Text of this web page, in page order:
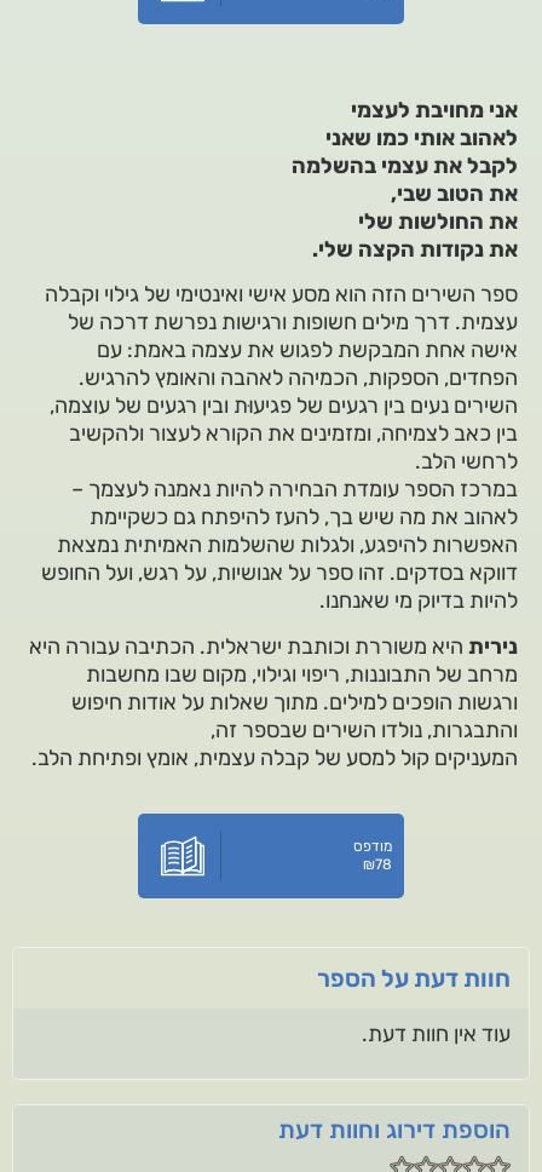
אני מחויבת לעצמי
לאהוב אותי כמו שאני
לקבל את עצמי בהשלמה
את הטוב שבי,
את החולשות שלי
את נקודות הקצה שלי.
ספר השירים הזה הוא מסע אישי ואינטימי של גילוי וקבלה
עצמית. דרך מילים חשופות ורגישות נפרשת דרכה של
אישה אחת המבקשת לפגוש את עצמה באמת: עם
הפחדים, הספקות, הכמיהה לאהבה והאומץ להרגיש.
השירים נעים בין רגעים של פגיעוּת ובין רגעים של עוצמה,
בין כאב לצמיחה, ומזמינים את הקורא לעצור ולהקשיב
לרחשי הלב.
במרכז הספר עומדת הבחירה להיות נאמנה לעצמך –
לאהוב את מה שיש בך, להעז להיפתח גם כשקיימת
האפשרות להיפגע, ולגלות שהשלמות האמיתית נמצאת
דווקא בסדקים. זהו ספר על אנושיות, על רגש, ועל החופש
להיות בדיוק מי שאנחנו.
נירית היא משוררת וכותבת ישראלית. הכתיבה עבורה היא
מרחב של התבוננות, ריפוי וגילוי, מקום שבו מחשבות
ורגשות הופכים למילים. מתוך שאלות על אודות חיפוש
והתבגרות, נולדו השירים שבספר זה,
המעניקים קול למסע של קבלה עצמית, אומץ ופתיחת הלב.
מודפס
₪78
חוות דעת על הספר
עוד אין חוות דעת.
הוספת דירוג וחוות דעת